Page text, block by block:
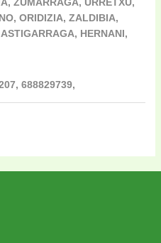
ZUMÁRRAGA, URRETXU,
ORIDIZIA, ZALDIBIA,
HERNANI,
688829739,